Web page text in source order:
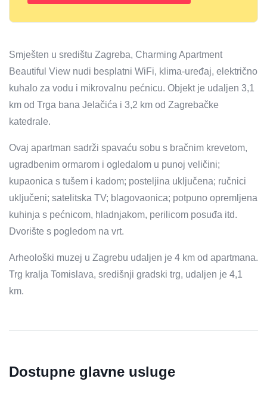
Smješten u središtu Zagreba, Charming Apartment
Beautiful View nudi besplatni WiFi, klima-uređaj, električno
kuhalo za vodu i mikrovalnu pećnicu. Objekt je udaljen 3,1
km od Trga bana Jelačića i 3,2 km od Zagrebačke
katedrale.
Ovaj apartman sadrži spavaću sobu s bračnim krevetom,
ugradbenim ormarom i ogledalom u punoj veličini;
kupaonica s tušem i kadom; posteljina uključena; ručnici
uključeni; satelitska TV; blagovaonica; potpuno opremljena
kuhinja s pećnicom, hladnjakom, perilicom posuđa itd.
Dvorište s pogledom na vrt.
Arheološki muzej u Zagrebu udaljen je 4 km od apartmana.
Trg kralja Tomislava, središnji gradski trg, udaljen je 4,1
km.
Dostupne glavne usluge